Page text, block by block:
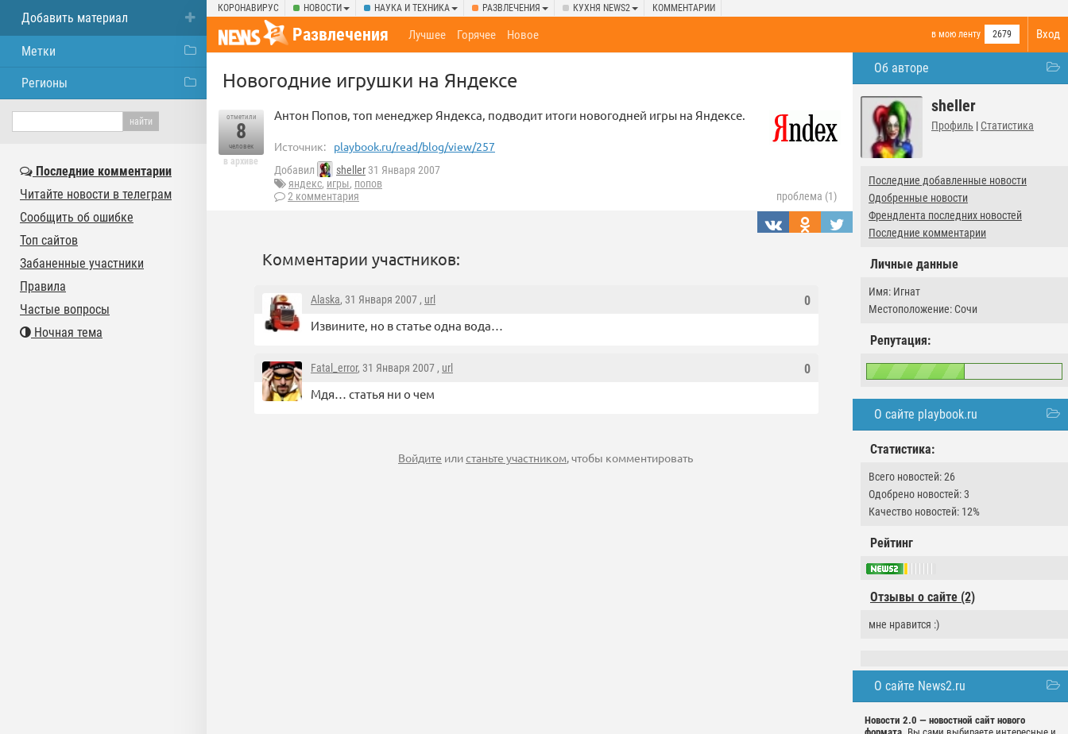
КОРОНАВИРУС НОВОСТИ НАУКА И ТЕХНИКА РАЗВЛЕЧЕНИЯ КУХНЯ NEWS2 КОММЕНТАРИИ
Вход
Развлечения в мою ленту 2679
Лучшее Горячее Новое
Об авторе
sheller
Профиль | Статистика
Последние добавленные новости
Одобренные новости
Френдлента последних новостей
Последние комментарии
Личные данные
Имя: Игнат
Местоположение: Сочи
Репутация:
О сайте playbook.ru
Статистика:
Всего новостей: 26
Одобрено новостей: 3
Качество новостей: 12%
Рейтинг
Отзывы о сайте (2)
мне нравится :)
О сайте News2.ru
Новости 2.0 — новостной сайт нового
Новогодние игрушки на Яндексе
отметили
8
человек
в архиве
Антон Попов, топ менеджер Яндекса, подводит итоги новогодней игры на Яндексе.
Источник: playbook.ru/read/blog/view/257
Добавил sheller 31 Января 2007
яндекс, игры, попов
2 комментария
проблема (1)
Комментарии участников:
0
Alaska, 31 Января 2007 , url
Извините, но в статье одна вода…
0
Fatal_error, 31 Января 2007 , url
Мдя… статья ни о чем
Войдите илистаньте участником, чтобы комментировать
Добавить материал
Метки
Регионы
Последние комментарии
Читайте новости в телеграм
Сообщить об ошибке
Топ сайтов
Забаненные участники
Правила
Частые вопросы
Ночная тема